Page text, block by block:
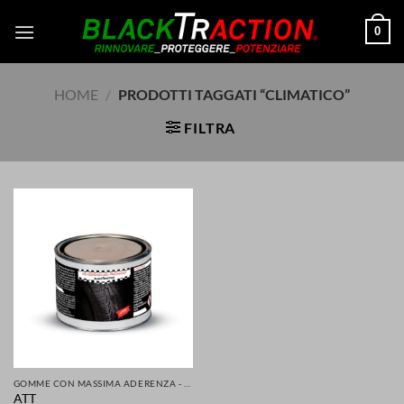
0
HOME / PRODOTTI TAGGATI “CLIMATICO”
FILTRA
ATT